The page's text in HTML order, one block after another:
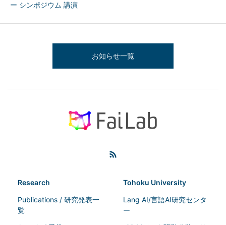
ー シンポジウム 講演
お知らせ一覧
Research
Publications / 研究発表一
覧
Tohoku University
Lang AI/言語AI研究センタ
ー